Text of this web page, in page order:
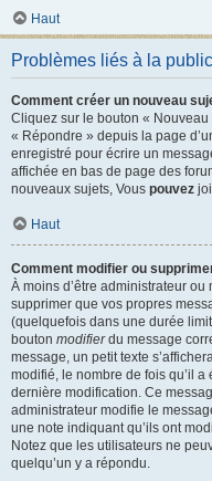
Haut
Problèmes liés à la
Comment créer un nouveau
Cliquez sur le bouton «
« Répondre » depuis la page
enregistré pour écrire un
affichée en bas de page des
nouveaux sujets, Vous pouvez
Haut
Comment modifier ou
À moins d’être administrateur
supprimer que vos propres
(quelquefois dans une durée
bouton modifierdu message
message, un petit texte
modifié, le nombre de fois qu’il
dernière modification. Ce
administrateur modifie le
une note indiquant qu’ils ont
Notez que les utilisateurs ne
quelqu’un y a répondu.